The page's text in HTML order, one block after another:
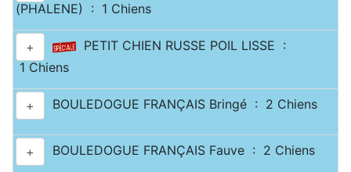
(PHALENE) : 1 Chiens
+
PETIT CHIEN RUSSE POIL LISSE :
1 Chiens
+ BOULEDOGUE FRANÇAIS Bringé : 2 Chiens
+ BOULEDOGUE FRANÇAIS Fauve : 2 Chiens